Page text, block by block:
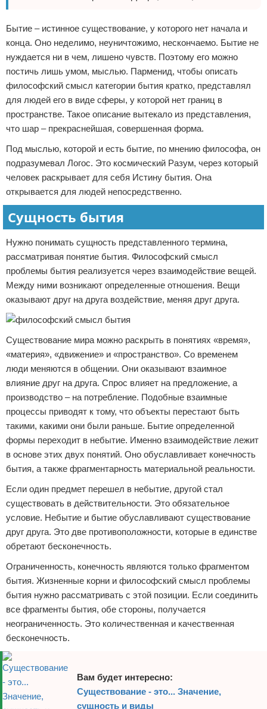
Бытие – истинное существование, у которого нет начала и
конца. Оно неделимо, неуничтожимо, нескончаемо. Бытие не
нуждается ни в чем, лишено чувств. Поэтому его можно
постичь лишь умом, мыслью. Парменид, чтобы описать
философский смысл категории бытия кратко, представлял
для людей его в виде сферы, у которой нет границ в
пространстве. Такое описание вытекало из представления,
что шар – прекраснейшая, совершенная форма.
Под мыслью, которой и есть бытие, по мнению философа, он
подразумевал Логос. Это космический Разум, через который
человек раскрывает для себя Истину бытия. Она
открывается для людей непосредственно.
Сущность бытия
Нужно понимать сущность представленного термина,
рассматривая понятие бытия. Философский смысл
проблемы бытия реализуется через взаимодействие вещей.
Между ними возникают определенные отношения. Вещи
оказывают друг на друга воздействие, меняя друг друга.
Существование мира можно раскрыть в понятиях «время»,
«материя», «движение» и «пространство». Со временем
люди меняются в общении. Они оказывают взаимное
влияние друг на друга. Спрос влияет на предложение, а
производство – на потребление. Подобные взаимные
процессы приводят к тому, что объекты перестают быть
такими, какими они были раньше. Бытие определенной
формы переходит в небытие. Именно взаимодействие лежит
в основе этих двух понятий. Оно обуславливает конечность
бытия, а также фрагментарность материальной реальности.
Если один предмет перешел в небытие, другой стал
существовать в действительности. Это обязательное
условие. Небытие и бытие обуславливают существование
друг друга. Это две противоположности, которые в единстве
обретают бесконечность.
Ограниченность, конечность являются только фрагментом
бытия. Жизненные корни и философский смысл проблемы
бытия нужно рассматривать с этой позиции. Если соединить
все фрагменты бытия, обе стороны, получается
неограниченность. Это количественная и качественная
бесконечность.
Вам будет интересно:
Существование - это... Значение,
сущность и виды